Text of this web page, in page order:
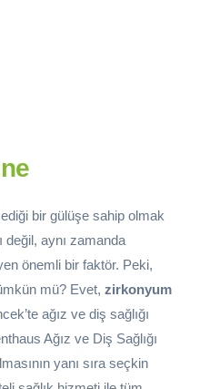
bir gülüşe sahip olmak
değil, aynı zamanda
önemli bir faktör. Peki,
mü? Evet, zirkonyum
ağız ve diş sağlığı
Ağız ve Diş Sağlığı
yanı sıra seçkin